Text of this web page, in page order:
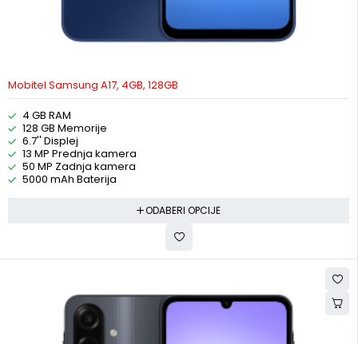
Mobitel Samsung A17, 4GB, 128GB
4 GB RAM
128 GB Memorije
6.7'' Displej
13 MP Prednja kamera
50 MP Zadnja kamera
5000 mAh Baterija
ODABERI OPCIJE